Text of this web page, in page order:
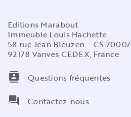
Editions Marabout
Immeuble Louis Hachette
58 rue Jean Bleuzen – CS 70007
92178 Vanves CEDEX, France
contacts
Questions fréquentes
question_answer
Contactez-nous